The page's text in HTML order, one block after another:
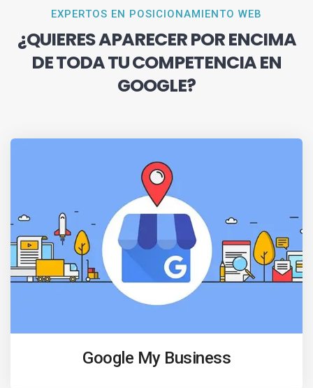
EXPERTOS EN POSICIONAMIENTO WEB
¿QUIERES APARECER POR ENCIMA
DE TODA TU COMPETENCIA EN
GOOGLE?
Google My Business